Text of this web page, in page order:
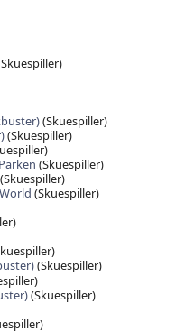
(Skuespiller)
(Skuespiller)
(Skuespiller)
(Skuespiller)
(Skuespiller)
(Skuespiller)
(Skuespiller)